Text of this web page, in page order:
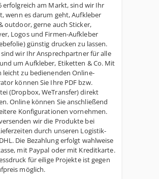
erfolgreich am Markt, sind wir Ihr
wenn es darum geht, Aufkleber
outdoor, gerne auch Sticker,
Logos und Firmen-Aufkleber
günstig drucken zu lassen.
sind wir Ihr Ansprechpartner für alle
um Aufkleber, Etiketten & Co. Mit
leicht zu bedienenden Online-
können Sie Ihre PDF bzw.
(Dropbox, WeTransfer) direkt
Online können Sie anschließend
Konfigurationen vornehmen.
wir die Produkte bei
durch unseren Logistik-
Die Bezahlung erfolgt wahlweise
mit Paypal oder mit Kreditkarte.
für eilige Projekte ist gegen
möglich.